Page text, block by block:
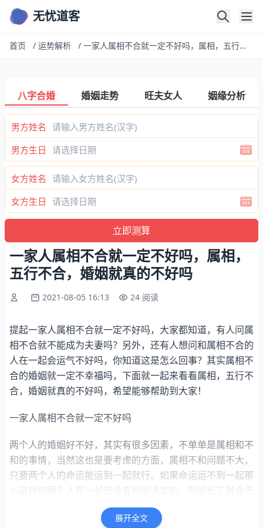
无忧道客
首页 / 运势解析 / 一家人属相不合就一定不好吗，属相，五行不合，婚姻就真的不好吗
八字合婚 婚姻走势 旺夫女人 姻缘分析
男方姓名
男方生日
女方姓名
女方生日
一家人属相不合就一定不好吗，属相，
五行不合，婚姻就真的不好吗
2021-08-05 16:13 24 阅读
提起一家人属相不合就一定不好吗，大家都知道，有人问属
相不合就不能成为夫妻吗？另外，还有人想问和属相不合的
人在一起会运气不好吗，你知道这是怎么回事？其实属相不
合的婚姻就一定不幸福吗，下面就一起来看看属相，五行不
合，婚姻就真的不好吗，希望能够帮助到大家！
一家人属相不合就一定不好吗
两个人的婚姻好不好，其实有很多因素，不单单是属相和不
和的事情，当然这也是要考虑的方面，属相不和问题不大，
只要两个人的命运能运到一起就行。如果命运运不到一起那
么这样的两个人在一起是没有共同语言的，时间长了就会无
话可说或者吵架，另外就是两个家庭的影响，如果妈妈不喜
欢自己的女朋友，那么男士有没有能力处理这种矛盾也是很
展开全文